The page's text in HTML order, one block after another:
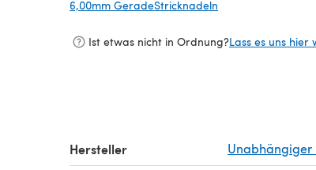
6,00mm GeradeStricknadeln
Ist etwas nicht in Ordnung?Lass es uns hier
Hersteller Unabhängiger